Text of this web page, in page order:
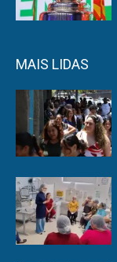
MAIS LIDAS